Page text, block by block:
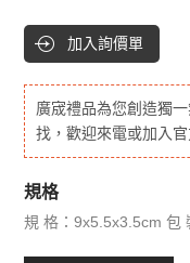
加入詢價單
廣宬禮品為您創造獨
找，歡迎來電或加入官
規格
規 格：9x5.5x3.5cm 包